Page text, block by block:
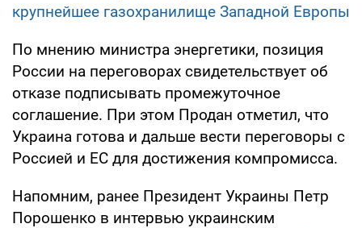
крупнейшее газохранилище Западной Европы
По мнению министра энергетики, позиция
России на переговорах свидетельствует об
отказе подписывать промежуточное
соглашение. При этом Продан отметил, что
Украина готова и дальше вести переговоры с
Россией и ЕС для достижения компромисса.
Напомним, ранее Президент Украины Петр
Порошенко в интервью украинским